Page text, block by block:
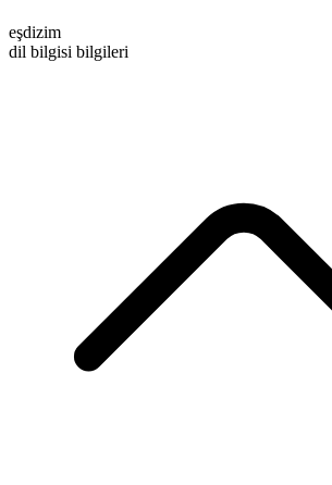
eşdizim
dil bilgisi bilgileri